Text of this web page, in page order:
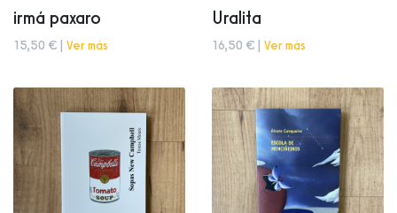
irmá paxaro
15,50 € | Ver más
Uralita
16,50 € | Ver más